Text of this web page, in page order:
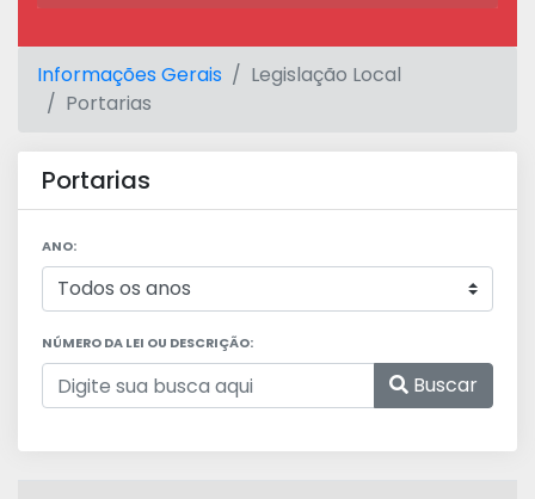
Informações Gerais
Legislação Local
Portarias
Portarias
ANO:
NÚMERO DA LEI OU DESCRIÇÃO:
Buscar